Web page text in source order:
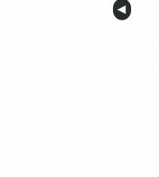
Anterior
◀︎